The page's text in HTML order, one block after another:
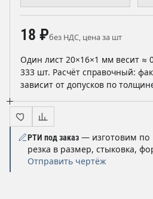
18 ₽без НДС, цена за шт
Один лист 20×16×1 мм весит ≈
333 шт. Расчёт справочный:
зависит от допусков по
РТИ под заказ — изготовим по
резка в размер, стыковка,
Отправить чертёж